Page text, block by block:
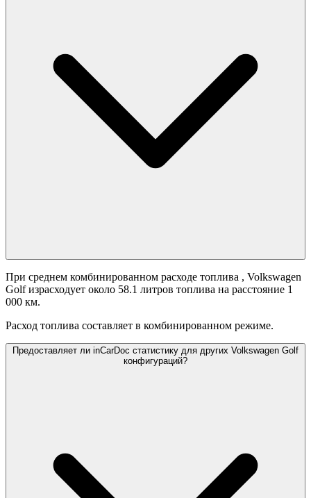
При среднем комбинированном расходе топлива , Volkswagen
Golf израсходует около 58.1 литров топлива на расстояние 1
000 км.
Расход топлива составляет в комбинированном режиме.
Предоставляет ли inCarDoc статистику для других Volkswagen Golf
конфигураций?